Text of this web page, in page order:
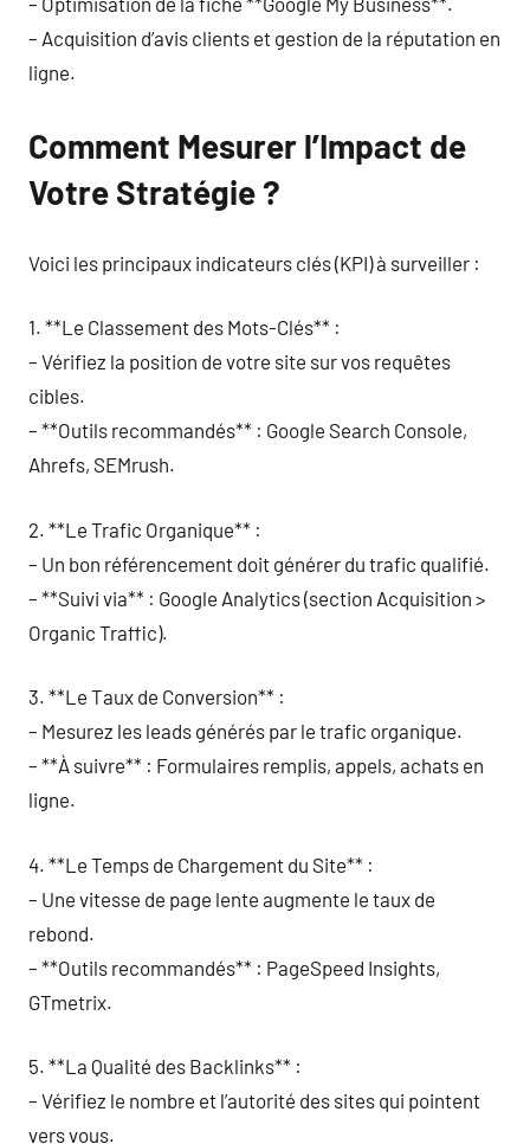
– Acquisition d’avis clients et gestion de la réputation en
ligne.
Comment Mesurer l’Impact de
Votre Stratégie ?
Voici les principaux indicateurs clés (KPI) à surveiller :
1. **Le Classement des Mots-Clés** :
– Vérifiez la position de votre site sur vos requêtes
cibles.
– **Outils recommandés** : Google Search Console,
Ahrefs, SEMrush.
2. **Le Trafic Organique** :
– Un bon référencement doit générer du trafic qualifié.
– **Suivi via** : Google Analytics (section Acquisition >
Organic Traffic).
3. **Le Taux de Conversion** :
– Mesurez les leads générés par le trafic organique.
– **À suivre** : Formulaires remplis, appels, achats en
ligne.
4. **Le Temps de Chargement du Site** :
– Une vitesse de page lente augmente le taux de
rebond.
– **Outils recommandés** : PageSpeed Insights,
GTmetrix.
5. **La Qualité des Backlinks** :
– Vérifiez le nombre et l’autorité des sites qui pointent
vers vous.